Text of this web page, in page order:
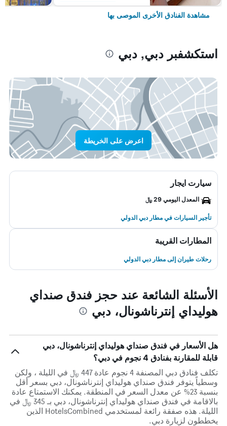
مشاهدة الفنادق الأخرى الموصى بها
استكشفبر دبي, دبي
اعرض على الخريطة
سيارت ايجار
المعدل اليومي 29 ﷼
تأجير السيارات في مطار دبي الدولي
المطارات القريبة
رحلات طيران إلى مطار دبي الدولي
الأسئلة الشائعة عند حجز فندق صنداي
هوليداي إنترناشونال، دبي
هل الأسعار في فندق صنداي هوليداي إنترناشونال، دبي
قابلة للمقارنة بفنادق 4 نجوم في دبي؟
تكلف فنادق دبي المصنفة 4 نجوم عادة 447 ﷼ في الليلة ، ولكن
وسطياً يتوفر فندق صنداي هوليداي إنترناشونال، دبي بسعر أقل
بنسبة 23% عن معدل السعر في المنطقة. يمكنك الاستمتاع عادة
بالاقامة في فندق صنداي هوليداي إنترناشونال، دبي بـ 345 ﷼ في
الليلة. هذه صفقة رائعة لمستخدمي HotelsCombined الذين
يخططون لزيارة دبي.